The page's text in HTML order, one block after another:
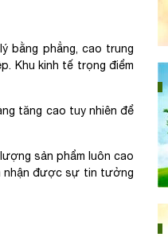
bằng phẳng, cao trung
Khu kinh tế trọng điểm
tăng cao tuy nhiên để
sản phẩm luôn cao
nhận được sự tin tưởng